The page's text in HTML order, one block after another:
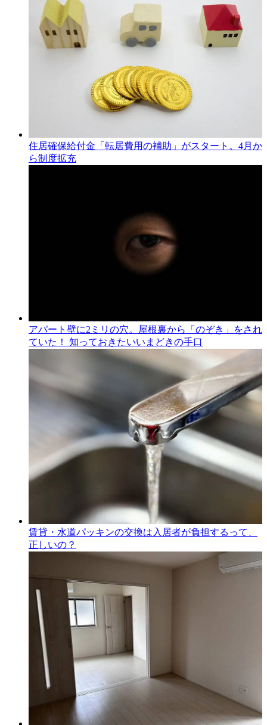
住居確保給付金「転居費用の補助」がスタート。4月か
ら制度拡充
アパート壁に2ミリの穴。屋根裏から「のぞき」をされ
ていた！ 知っておきたいいまどきの手口
賃貸・水道パッキンの交換は入居者が負担するって、
正しいの？